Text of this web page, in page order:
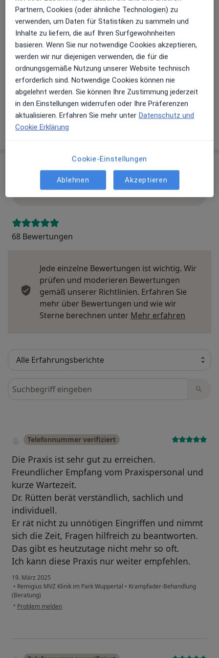
Zahlungsmodalitäten (private Besuche)
Akzeptierte Versicherungen
Details
Telefonnummer
0202 479...Telefonnummer anzeigen
0202 479...Telefonnummer anzeigen
Mehr Details anzeigen
Erfahrungen
Bewerten
68 Bewertungen
Jede einzelne Bewertungen ist wichtig. Wir
prüfen und moderieren Bewertungen
gemäß unserer Richtlinien. Erfahren Sie
mehr über Bewertungen und wie wir
Sterne berechnen unter Mehr erfahren
Bewertungen durchsuchen
Telefonnummer verifiziert
Die Praxis ist sehr gut zu erreichen.
Freundlicher Empfang vom Praxispersonal und
kurze Wartezeit.
Dr. Rütten berät verständlich, sachlich und
individuell.
Er rät nicht zu unnötigen Eingriffen und nimmt
sich die Zeit, Fragen hilfreich zu beantworten.
Das gibt es heutzutage nicht mehr so oft.
Ich kann diese Praxis nur weiter empfehlen.
19. März 2025
• Remigius MVZ Klinik im Park Wuppertal • Krampfader-Behandlung
(Beratung)
• Problem melden
Partnern, Cookies (oder ähnliche Technologien) zu
verwenden, um Daten für Statistiken zu sammeln und
Inhalte zu liefern, die auf Ihren Surfgewohnheiten
basieren. Wenn Sie nur notwendige Cookies akzeptieren,
werden wir nur diejenigen verwenden, die für die
ordnungsgemäße Nutzung unserer Website technisch
erforderlich sind. Notwendige Cookies können nie
abgelehnt werden. Sie können Ihre Zustimmung jederzeit
in den Einstellungen widerrufen oder Ihre Präferenzen
aktualisieren. Erfahren Sie mehr unter Datenschutz und
Cookie Erklärung
Cookie-Einstellungen
Ablehnen Akzeptieren